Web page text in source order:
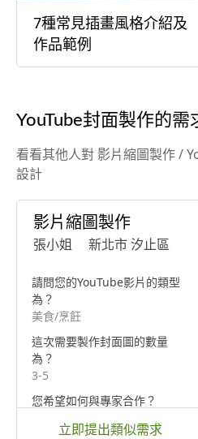
7種常見插畫風格介紹及
作品範例
YouTube封面製作的需
看看其他人對 影片縮圖製作 /
設計
影片縮圖製作
張小姐 新北市 汐止區
請問您的YouTube影片的類型
為？
美食/烹飪
這次需要製作封面圖的數量
為？
3-5
您希望如何與專家合作？
立即提出類似需求